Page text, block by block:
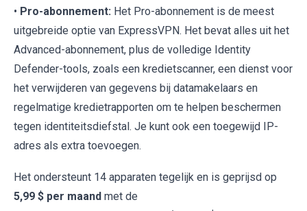
• Pro-abonnement: Het Pro-abonnement is de meest
uitgebreide optie van ExpressVPN. Het bevat alles uit het
Advanced-abonnement, plus de volledige Identity
Defender-tools, zoals een kredietscanner, een dienst voor
het verwijderen van gegevens bij datamakelaars en
regelmatige kredietrapporten om te helpen beschermen
tegen identiteitsdiefstal. Je kunt ook een toegewijd IP-
adres als extra toevoegen.
Het ondersteunt 14 apparaten tegelijk en is geprijsd op
5,99 $ per maand met de